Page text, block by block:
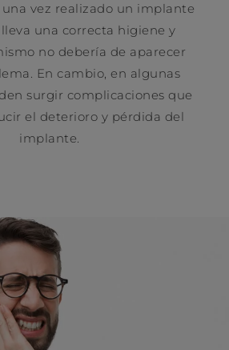
vez realizado un implante
una correcta higiene y
no debería de aparecer
En cambio, en algunas
surgir complicaciones que
el deterioro y pérdida del
implante.